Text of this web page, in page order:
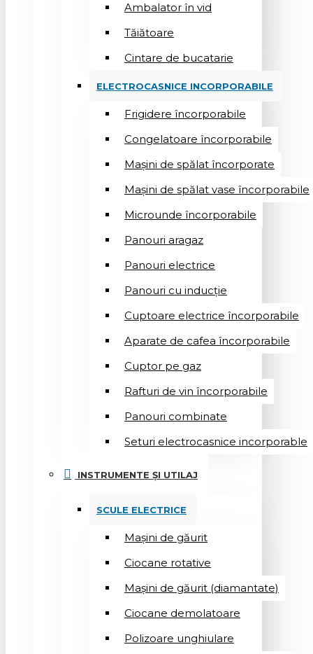
Ambalator în vid
Tăiătoare
Cintare de bucatarie
ELECTROCASNICE INCORPORABILE
Frigidere încorporabile
Congelatoare încorporabile
Mașini de spălat încorporate
Mașini de spălat vase încorporabile
Microunde încorporabile
Panouri aragaz
Panouri electrice
Panouri cu inducție
Cuptoare electrice încorporabile
Aparate de cafea încorporabile
Cuptor pe gaz
Rafturi de vin încorporabile
Panouri combinate
Seturi electrocasnice incorporable
INSTRUMENTE ȘI UTILAJ
SCULE ELECTRICE
Mașini de găurit
Ciocane rotative
Mașini de găurit (diamantate)
Ciocane demolatoare
Polizoare unghiulare